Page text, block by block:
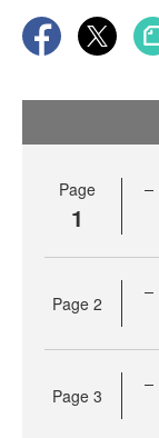
Page
1
Page 2
Page 3